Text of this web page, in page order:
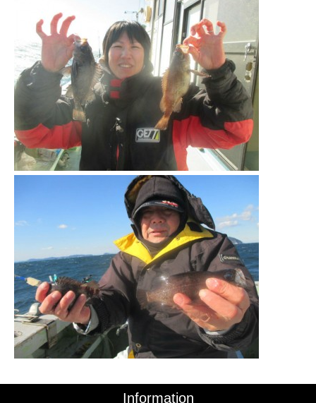
Information